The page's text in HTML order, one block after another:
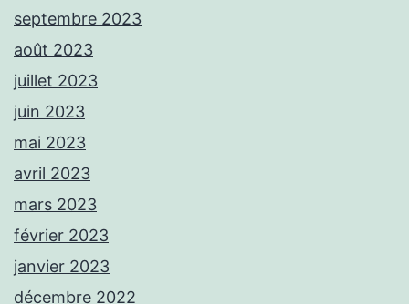
septembre 2023
août 2023
juillet 2023
juin 2023
mai 2023
avril 2023
mars 2023
février 2023
janvier 2023
décembre 2022